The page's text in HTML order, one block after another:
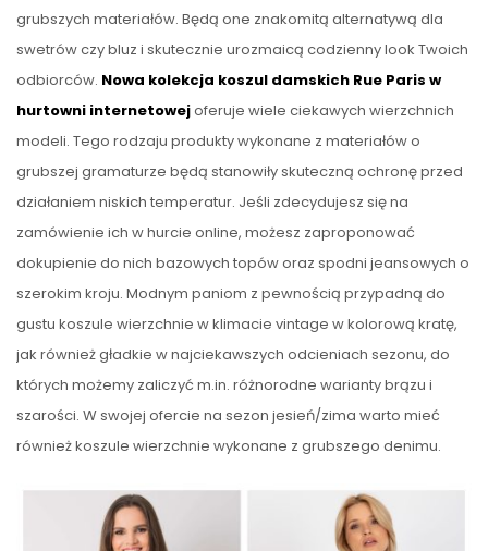
grubszych materiałów. Będą one znakomitą alternatywą dla
swetrów czy bluz i skutecznie urozmaicą codzienny look Twoich
odbiorców. Nowa kolekcja koszul damskich Rue Paris w
hurtowni internetowejoferuje wiele ciekawych wierzchnich
modeli. Tego rodzaju produkty wykonane z materiałów o
grubszej gramaturze będą stanowiły skuteczną ochronę przed
działaniem niskich temperatur. Jeśli zdecydujesz się na
zamówienie ich w hurcie online, możesz zaproponować
dokupienie do nich bazowych topów oraz spodni jeansowych o
szerokim kroju. Modnym paniom z pewnością przypadną do
gustu koszule wierzchnie w klimacie vintage w kolorową kratę,
jak również gładkie w najciekawszych odcieniach sezonu, do
których możemy zaliczyć m.in. różnorodne warianty brązu i
szarości. W swojej ofercie na sezon jesień/zima warto mieć
również koszule wierzchnie wykonane z grubszego denimu.